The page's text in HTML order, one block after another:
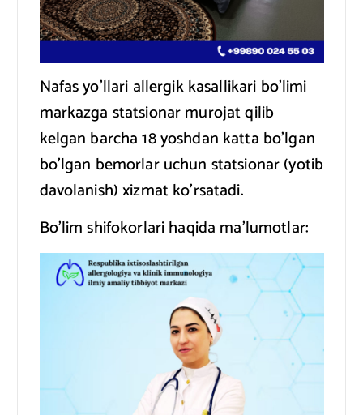
Nafas yo’llari allergik kasallikari bo’limi
markazga statsionar murojat qilib
kelgan barcha 18 yoshdan katta bo’lgan
bo’lgan bemorlar uchun statsionar (yotib
davolanish) xizmat ko’rsatadi.
Bo’lim shifokorlari haqida ma’lumotlar: